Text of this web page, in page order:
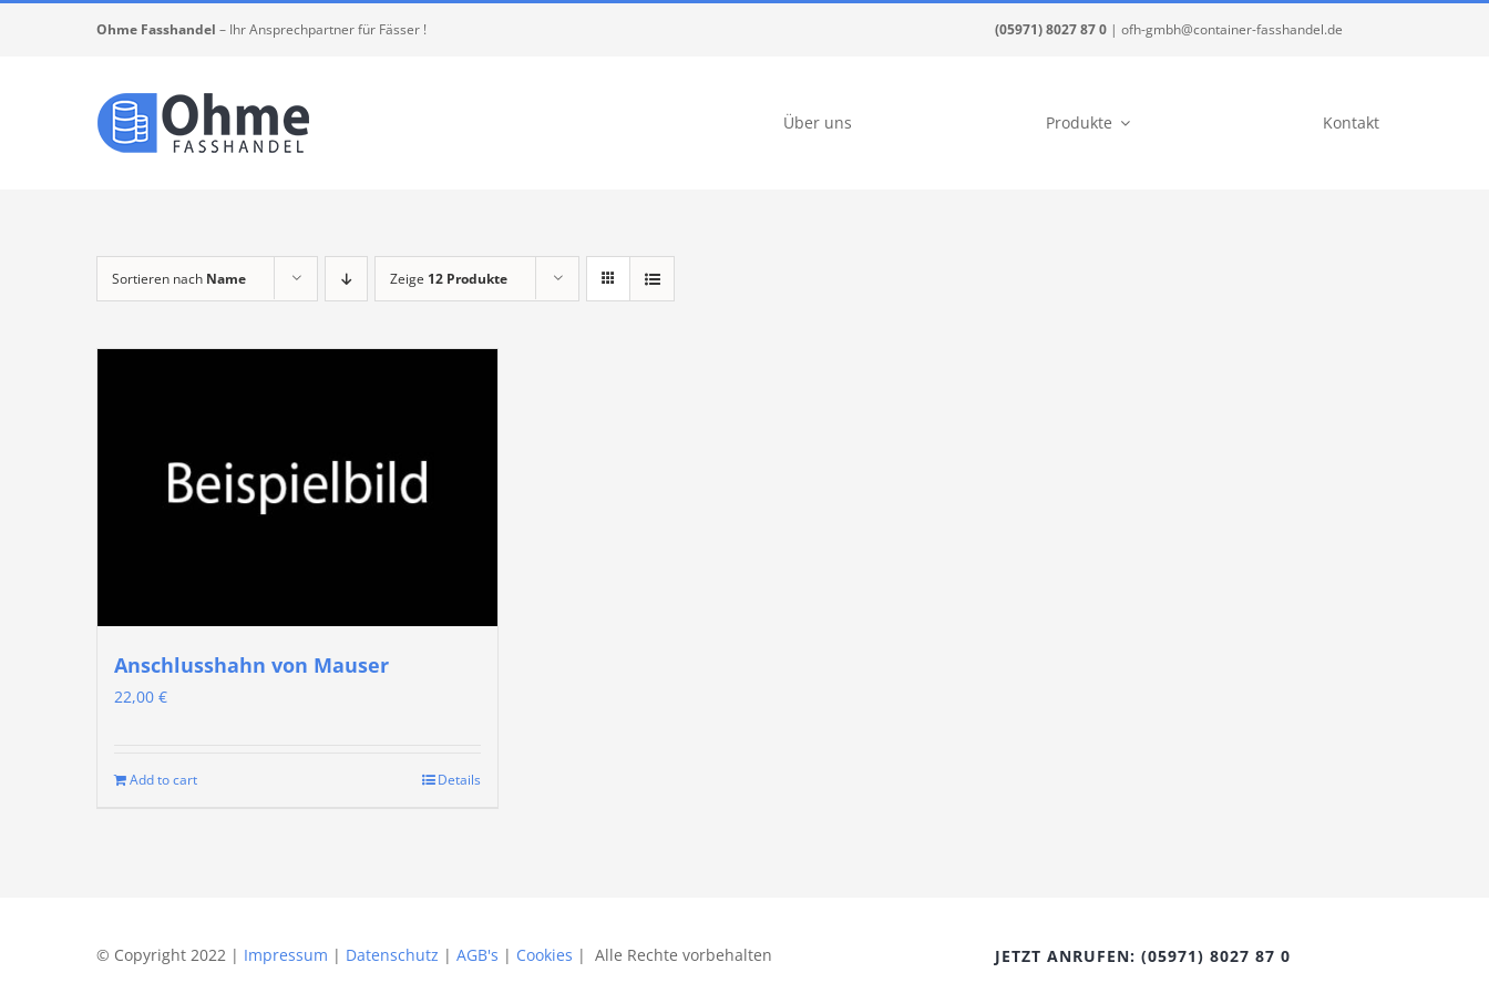
Ohme Fasshandel – Ihr Ansprechpartner für Fässer ! (05971) 8027 87 0 | ofh-gmbh@container-fasshandel.de
Über uns Produkte Kontakt
Sortieren nach Name Zeige 12 Produkte
Anschlusshahn von Mauser
22,00 €
Add to cart Details
© Copyright 2022 | Impressum | Datenschutz | AGB's | Cookies | Alle Rechte vorbehalten JETZT ANRUFEN:(05971) 8027 87 0